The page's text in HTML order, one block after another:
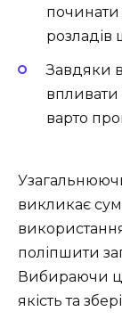
розладів
Завдяки
впливати
варто
викликає
поліпшити
Вибираючи
якість та